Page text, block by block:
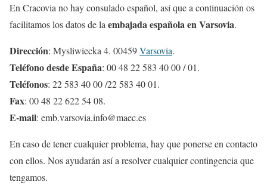
En Cracovia no hay consulado español, así que a continuación os
facilitamos los datos de la embajada española en Varsovia.
Dirección: Mysliwiecka 4. 00459Varsovia.
Teléfono desde España: 00 48 22 583 40 00 / 01.
Teléfonos: 22 583 40 00 /22 583 40 01.
Fax: 00 48 22 622 54 08.
E-mail: emb.varsovia.info@maec.es
En caso de tener cualquier problema, hay que ponerse en contacto
con ellos. Nos ayudarán así a resolver cualquier contingencia que
tengamos.